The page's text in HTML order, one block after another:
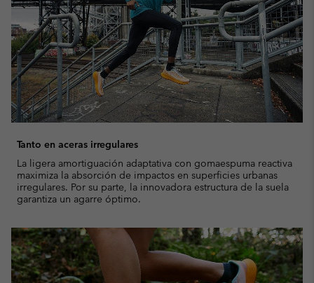
Tanto en aceras irregulares
La ligera amortiguación adaptativa con gomaespuma reactiva
maximiza la absorción de impactos en superficies urbanas
irregulares. Por su parte, la innovadora estructura de la suela
garantiza un agarre óptimo.